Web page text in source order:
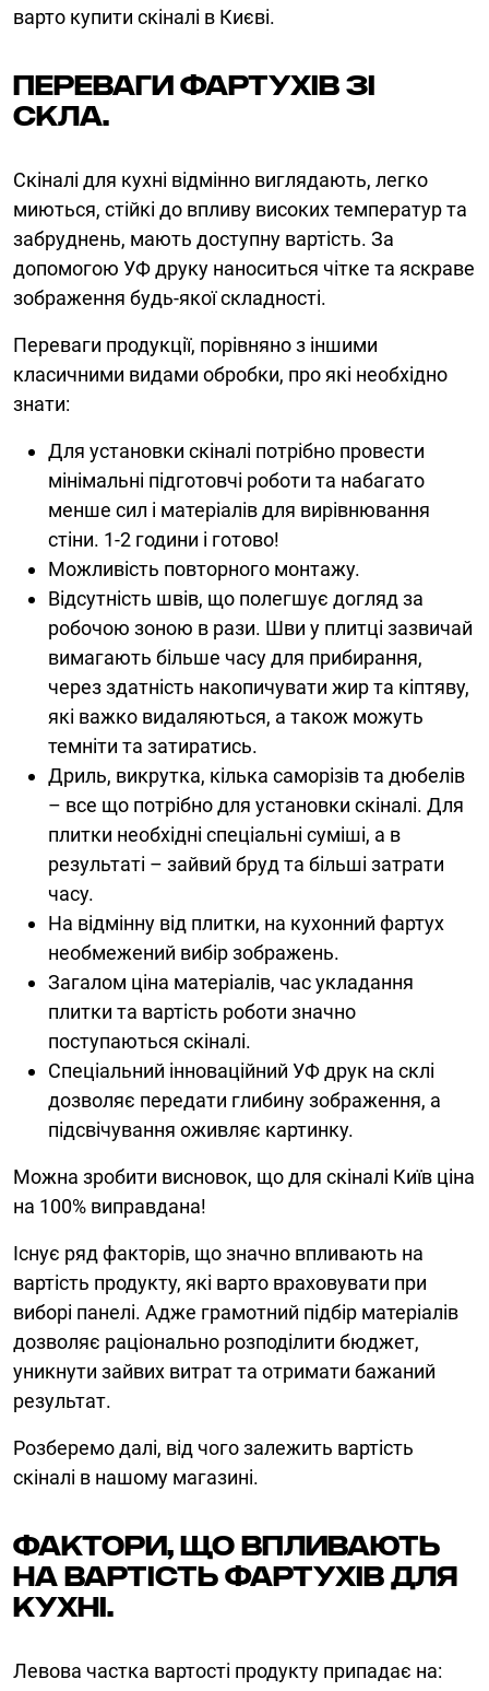
варто купити скіналі в Києві.
Переваги фартухів зі
скла.
Скіналі для кухні відмінно виглядають, легко
миються, стійкі до впливу високих температур та
забруднень, мають доступну вартість. За
допомогою УФ друку наноситься чітке та яскраве
зображення будь-якої складності.
Переваги продукції, порівняно з іншими
класичними видами обробки, про які необхідно
знати:
Для установки скіналі потрібно провести
мінімальні підготовчі роботи та набагато
менше сил і матеріалів для вирівнювання
стіни. 1-2 години і готово!
Можливість повторного монтажу.
Відсутність швів, що полегшує догляд за
робочою зоною в рази. Шви у плитці зазвичай
вимагають більше часу для прибирання,
через здатність накопичувати жир та кіптяву,
які важко видаляються, а також можуть
темніти та затиратись.
Дриль, викрутка, кілька саморізів та дюбелів
– все що потрібно для установки скіналі. Для
плитки необхідні спеціальні суміші, а в
результаті – зайвий бруд та більші затрати
часу.
На відмінну від плитки, на кухонний фартух
необмежений вибір зображень.
Загалом ціна матеріалів, час укладання
плитки та вартість роботи значно
поступаються скіналі.
Спеціальний інноваційний УФ друк на склі
дозволяє передати глибину зображення, а
підсвічування оживляє картинку.
Можна зробити висновок, що для скіналі Київ ціна
на 100% виправдана!
Існує ряд факторів, що значно впливають на
вартість продукту, які варто враховувати при
виборі панелі. Адже грамотний підбір матеріалів
дозволяє раціонально розподілити бюджет,
уникнути зайвих витрат та отримати бажаний
результат.
Розберемо далі, від чого залежить вартість
скіналі в нашому магазині.
Фактори, що впливають
на вартість фартухів для
кухні.
Левова частка вартості продукту припадає на: